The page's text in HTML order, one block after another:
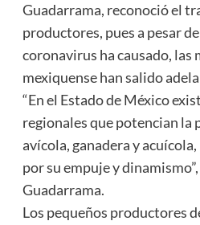
Guadarrama, reconoció el
productores, pues a pesar
coronavirus ha causado, las
mexiquense han salido
“En el Estado de México
regionales que potencian la
avícola, ganadera y
por su empuje y
Guadarrama.
Los pequeños productores